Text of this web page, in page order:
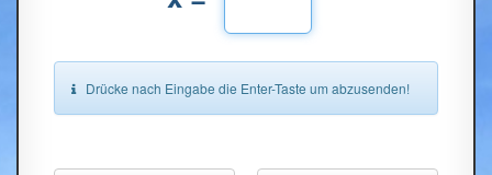
Drücke nach Eingabe die Enter-Taste um abzusenden!